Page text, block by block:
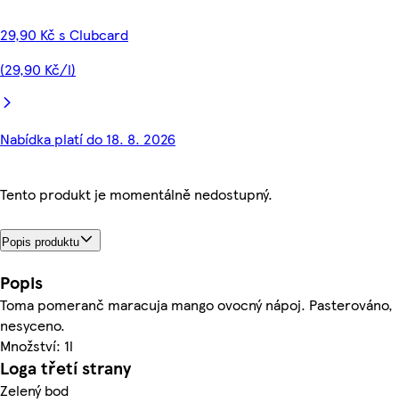
29,90 Kč s Clubcard
(29,90 Kč/l)
Nabídka platí do 18. 8. 2026
Tento produkt je momentálně nedostupný.
Popis produktu
Popis
Toma pomeranč maracuja mango ovocný nápoj. Pasterováno,
nesyceno.
Množství: 1l
Loga třetí strany
Zelený bod